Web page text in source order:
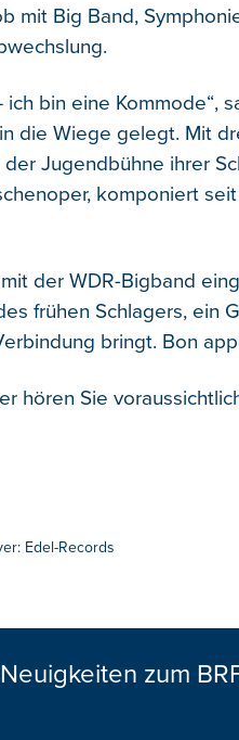
mit Big Band,
bin eine Kommode“,
die Wiege gelegt. Mit
Jugendbühne ihrer
komponiert
der WDR-Bigband
frühen Schlagers, ein
bringt. Bon
hören Sie
Edel-Records
Neuigkeiten zum